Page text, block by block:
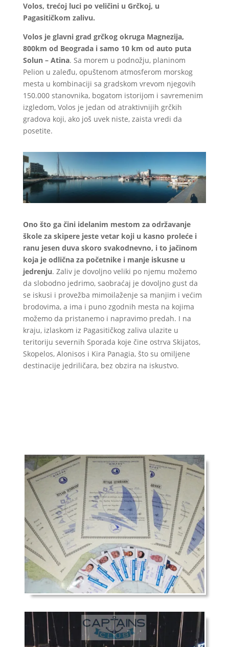
Volos, trećoj luci po veličini u Grčkoj, u
Pagasitičkom zalivu.
Volos je glavni grad grčkog okruga Magnezija,
800km od Beograda i samo 10 km od auto puta
Solun – Atina. Sa morem u podnožju, planinom
Pelion u zaleđu, opuštenom atmosferom morskog
mesta u kombinaciji sa gradskom vrevom njegovih
150.000 stanovnika, bogatom istorijom i savremenim
izgledom, Volos je jedan od atraktivnijih grčkih
gradova koji, ako još uvek niste, zaista vredi da
posetite.
Ono što ga čini idelanim mestom za održavanje
škole za skipere jeste vetar koji u kasno proleće i
ranu jesen duva skoro svakodnevno, i to jačinom
koja je odlična za početnike i manje iskusne u
jedrenju. Zaliv je dovoljno veliki po njemu možemo
da slobodno jedrimo, saobraćaj je dovoljno gust da
se iskusi i provežba mimoilaženje sa manjim i većim
brodovima, a ima i puno zgodnih mesta na kojima
možemo da pristanemo i napravimo predah. I na
kraju, izlaskom iz Pagasitičkog zaliva ulazite u
teritoriju severnih Sporada koje čine ostrva Skijatos,
Skopelos, Alonisos i Kira Panagia, što su omiljene
destinacije jedriličara, bez obzira na iskustvo.